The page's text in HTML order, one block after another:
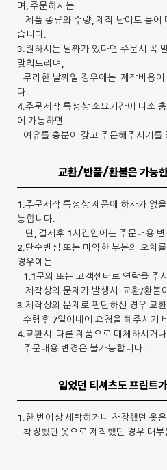
며, 주문하시는
제품 종류와 수량, 제작 난이도 등에
습니다.
3.원하시는 날짜가 있다면 주문시 꼭
맞춰드리며,
무리한 날짜일 경우에는 제작비용이
다.
4.주문제작 특성상 소요기간이 다소
에 가능하면
여유를 충분이 갖고 주문해주시기를
교환/반품/환불은 가능
1.주문제작 특성상 제품에 하자가 없
능합니다.
단, 결제후 1시간안에는 주문내용
2.단순변심 또는 미약한 부분의 오차
경우에는
1:1문의 또는 고객센터로 연락을 주
제작상의 문제가 발생시 교환/환불
3.제작상의 문제로 판단하신 경우 교
수령후 7일이내에 요청을 해주시기
4.교환시 다른 제품으로 대체하시거
주문내용 변경은 불가능합니다.
입었던 티셔츠도 프린트
1.한 번이상 세탁하거나 착장했던 옷
착장했던 옷으로 제작했던 경우 대